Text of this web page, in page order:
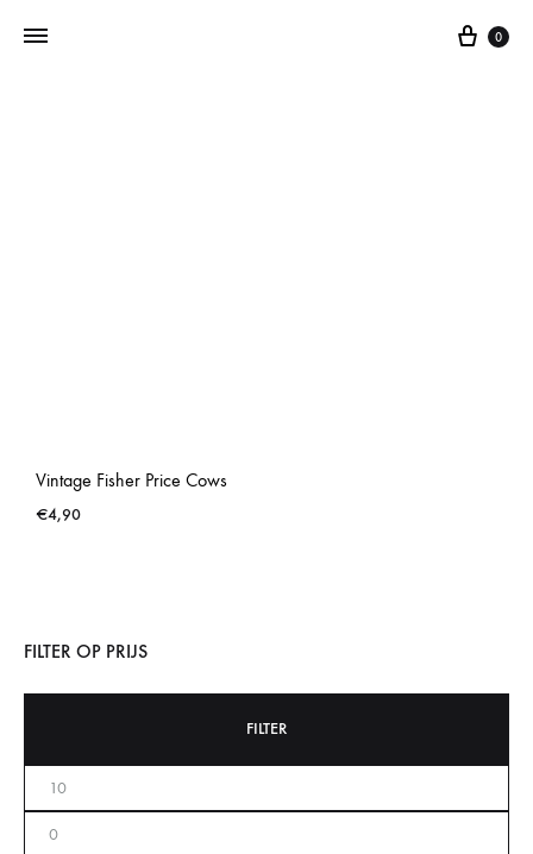
0
Vintage Fisher Price Cows
€4,90
FILTER OP PRIJS
FILTER